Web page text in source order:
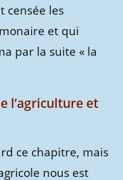
censée les
et qui
par la suite « la
l’agriculture et
ce chapitre, mais
nous est